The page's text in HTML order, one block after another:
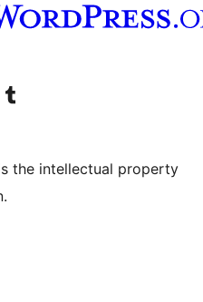
chaîne YouTube
Visiter notre compte Tumblr
the intellectual property